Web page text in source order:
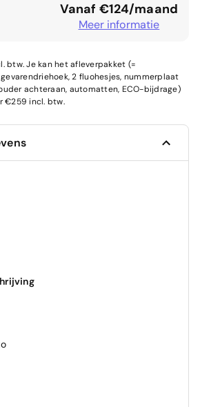
Vanaf €124/maand
Meer informatie
btw. Je kan het afleverpakket (=
2 fluohesjes, nummerplaat
achteraan, automatten, ECO-bijdrage)
€259 incl. btw.